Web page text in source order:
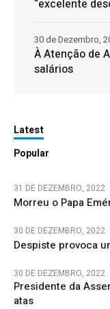
“excelente
À Atenção de
salários
30 de Dezembro,
Latest
Popular
31 DE DEZEMBRO, 2022
Morreu o Papa
30 DE DEZEMBRO, 2022
Despiste provoca
30 DE DEZEMBRO, 2022
Presidente da
atas